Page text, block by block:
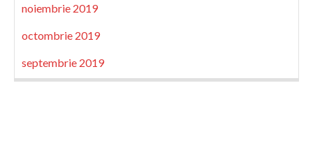
noiembrie 2019
octombrie 2019
septembrie 2019